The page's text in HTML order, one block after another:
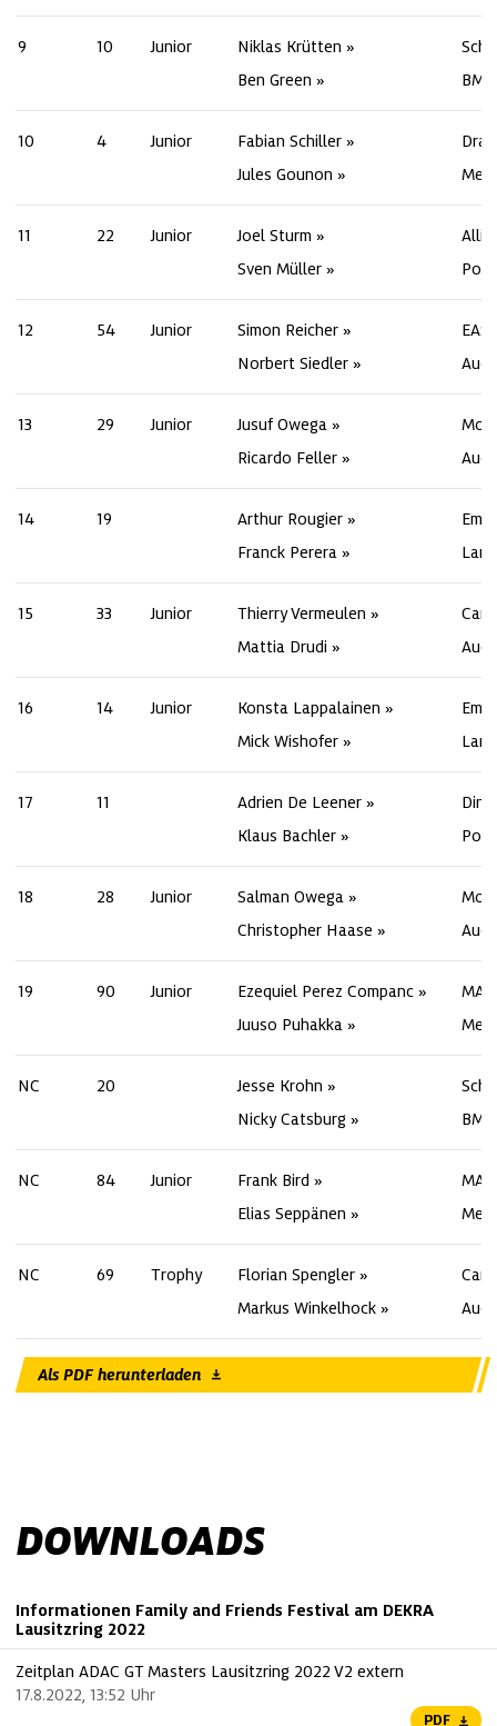
9 10 Junior
Niklas Krütten
Ben Green
10 4 Junior
Fabian Schiller
Jules Gounon
11 22 Junior
Joel Sturm
Sven Müller
12 54 Junior
Simon Reicher
Norbert Siedler
Audi
13 29 Junior
Jusuf Owega
Ricardo Feller
Audi
14 19
Arthur Rougier
Franck Perera
Emil
15 33 Junior
Thierry Vermeulen
Mattia Drudi
Car
Audi
16 14 Junior
Konsta Lappalainen
Mick Wishofer
Emil
17 11
Adrien De Leener
Klaus Bachler
18 28 Junior
Salman Owega
Christopher Haase
Audi
19 90 Junior
Ezequiel Perez Companc
Juuso Puhakka
NC 20
Jesse Krohn
Nicky Catsburg
NC 84 Junior
Frank Bird
Elias Seppänen
NC 69 Trophy
Florian Spengler
Markus Winkelhock
Car
Audi
Als PDF herunterladen
DOWNLOADS
Informationen Family and Friends Festival am DEKRA
Lausitzring 2022
Zeitplan ADAC GT Masters Lausitzring 2022 V2 extern
17.8.2022, 13:52 Uhr
PDF